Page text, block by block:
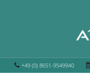
+49 (0) 8651-9549940